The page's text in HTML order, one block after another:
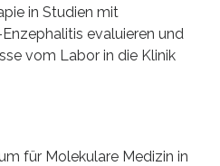
in Studien mit
evaluieren und
vom Labor in die Klinik
für Molekulare Medizin in